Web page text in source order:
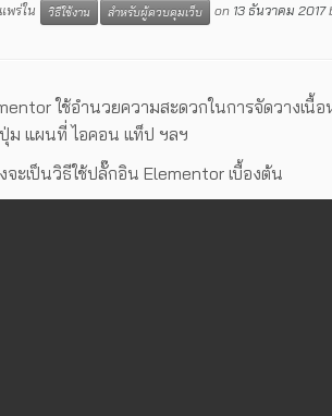
พร่ใน วิธีใช้งาน สำหรับผู้ควบคุมเว็บ on 13 ธันวาคม 2017
ใช้อำนวยความสะดวกในการจัดวางเ
ปุ่ม แผนที่ ไอคอน แท็ป ฯลฯ
จะเป็นวิธีใช้ปลั๊กอิน Elementor เบื้องต้น